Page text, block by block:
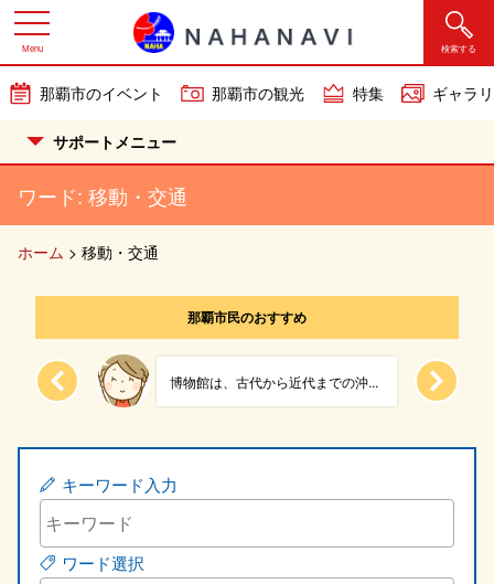
検索する
那覇市のイベント 那覇市の観光 特集 ギャラ
Menu
サポートメニュー
ワード: 移動・交通
ホーム > 移動・交通
那覇市民のおすすめ
る趣あ... 博物館は、古代から近代までの沖...
キーワード入力
ワード選択